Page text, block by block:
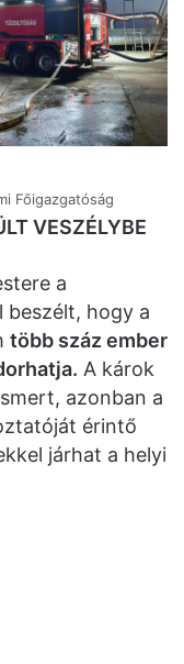
Főigazgatóság
VESZÉLYBE
a
hogy a
több száz ember
A károk
azonban a
érintő
járhat a helyi